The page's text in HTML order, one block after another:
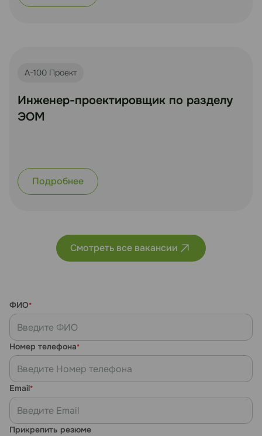
А-100 Проект
Инженер-проектировщик по разделу
ЭОМ
Подробнее
Смотреть все вакансии
ФИО*
Номер телефона*
Email*
Прикрепить резюме